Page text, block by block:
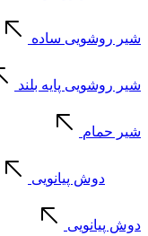
شیر روشویی ساده
شیر روشویی پایه بلند
شیر حمام
دوش پیانویی
دوش پیانویی